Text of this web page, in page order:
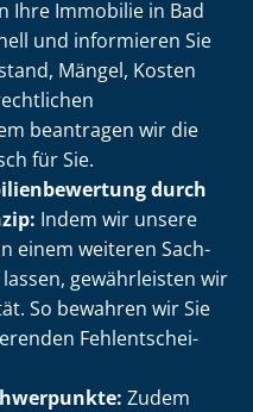
Ihre Immobilie in Bad
und informieren Sie
Mängel, Kosten
beantragen wir die
für Sie.
durch
Indem wir unsere
einem weiteren Sach­
gewährleisten wir
So bewahren wir Sie
Fehl­ent­schei­
Zudem